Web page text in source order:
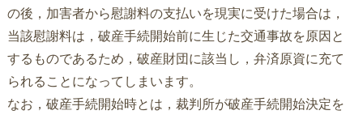
の後，加害者から慰謝料の支払いを現実に受けた場合は，
当該慰謝料は，破産手続開始前に生じた交通事故を原因と
するものであるため，破産財団に該当し，弁済原資に充て
られることになってしまいます。
なお，破産手続開始時とは，裁判所が破産手続開始決定を